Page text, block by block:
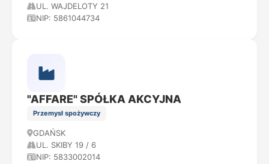
UL. WAJDELOTY 21
NIP: 5861044734
"AFFARE" SPÓŁKA AKCYJNA
Przemysł spożywczy
GDAŃSK
UL. SKIBY 19 / 6
NIP: 5833002014